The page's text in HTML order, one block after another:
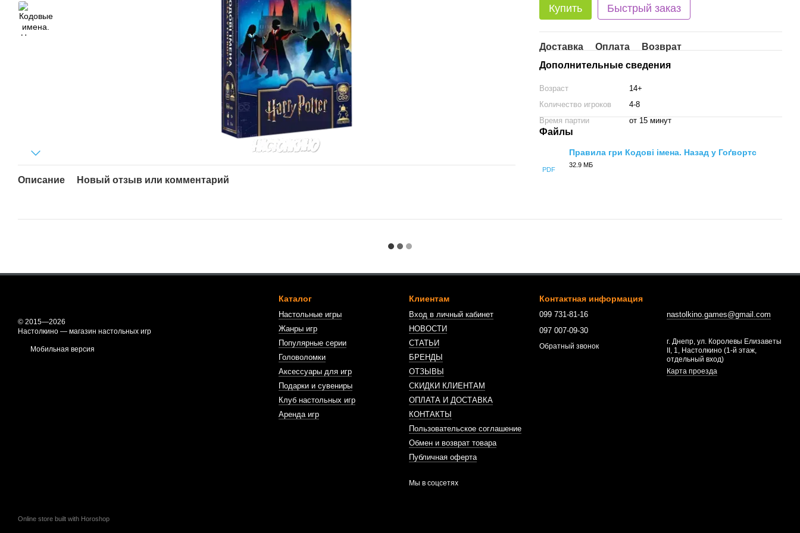
Описание Новый отзыв или комментарий
Купить Быстрый заказ
Доставка Оплата
Возврат
Дополнительные сведения
Возраст
14+
Количество игроков
4-8
Время партии
от 15 минут
Файлы
PDF
Правила гри Кодові імена. Назад у Гоґвортс
32.9 МБ
© 2015—2026
Настолкино — магазин настольных игр
Мобильная версия
Online store built with Horoshop
Каталог
Настольные игры
Жанры игр
Популярные серии
Головоломки
Аксессуары для игр
Подарки и сувениры
Клуб настольных игр
Аренда игр
Клиентам
Вход в личный кабинет
НОВОСТИ
СТАТЬИ
БРЕНДЫ
ОТЗЫВЫ
СКИДКИ КЛИЕНТАМ
ОПЛАТА И ДОСТАВКА
КОНТАКТЫ
Пользовательское соглашение
Обмен и возврат товара
Публичная оферта
Мы в соцсетях
Контактная информация
099 731-81-16
097 007-09-30
Обратный звонок
nastolkino.games@gmail.com
г. Днепр, ул. Королевы Елизаветы
II, 1, Настолкино (1-й этаж,
отдельный вход)
Карта проезда